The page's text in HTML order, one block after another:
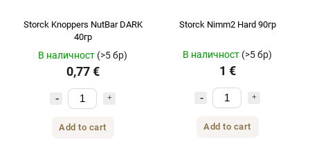
Storck Knoppers NutBar DARK
40гр
В наличност (>5 бр)
0,77 €
Add to cart
Storck Nimm2 Hard 90гр
В наличност (>5 бр)
1 €
Add to cart